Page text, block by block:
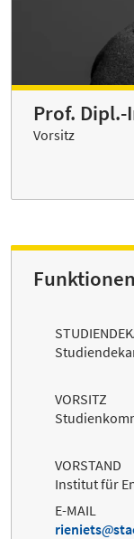
Prof.
Vorsitz
Funktionen
VORSITZ
VORSTAND
Institut für
E-MAIL
rieniets